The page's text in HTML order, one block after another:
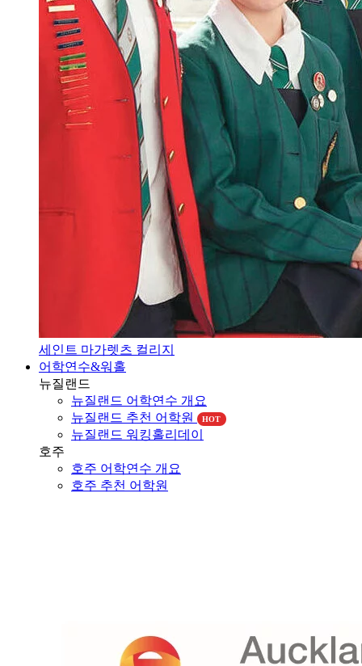
세인트 마가렛츠 컬리지
어학연수&워홀
뉴질랜드
뉴질랜드 어학연수 개요
뉴질랜드 워킹홀리데이
호주